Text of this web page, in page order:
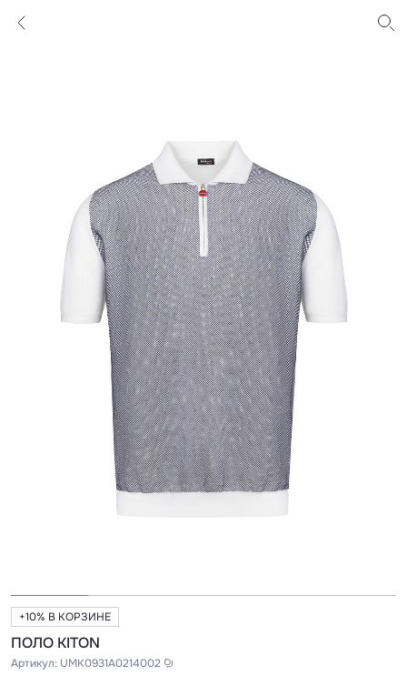
+10% В КОРЗИНЕ
ПОЛО KITON
Артикул: UMK0931A0214002